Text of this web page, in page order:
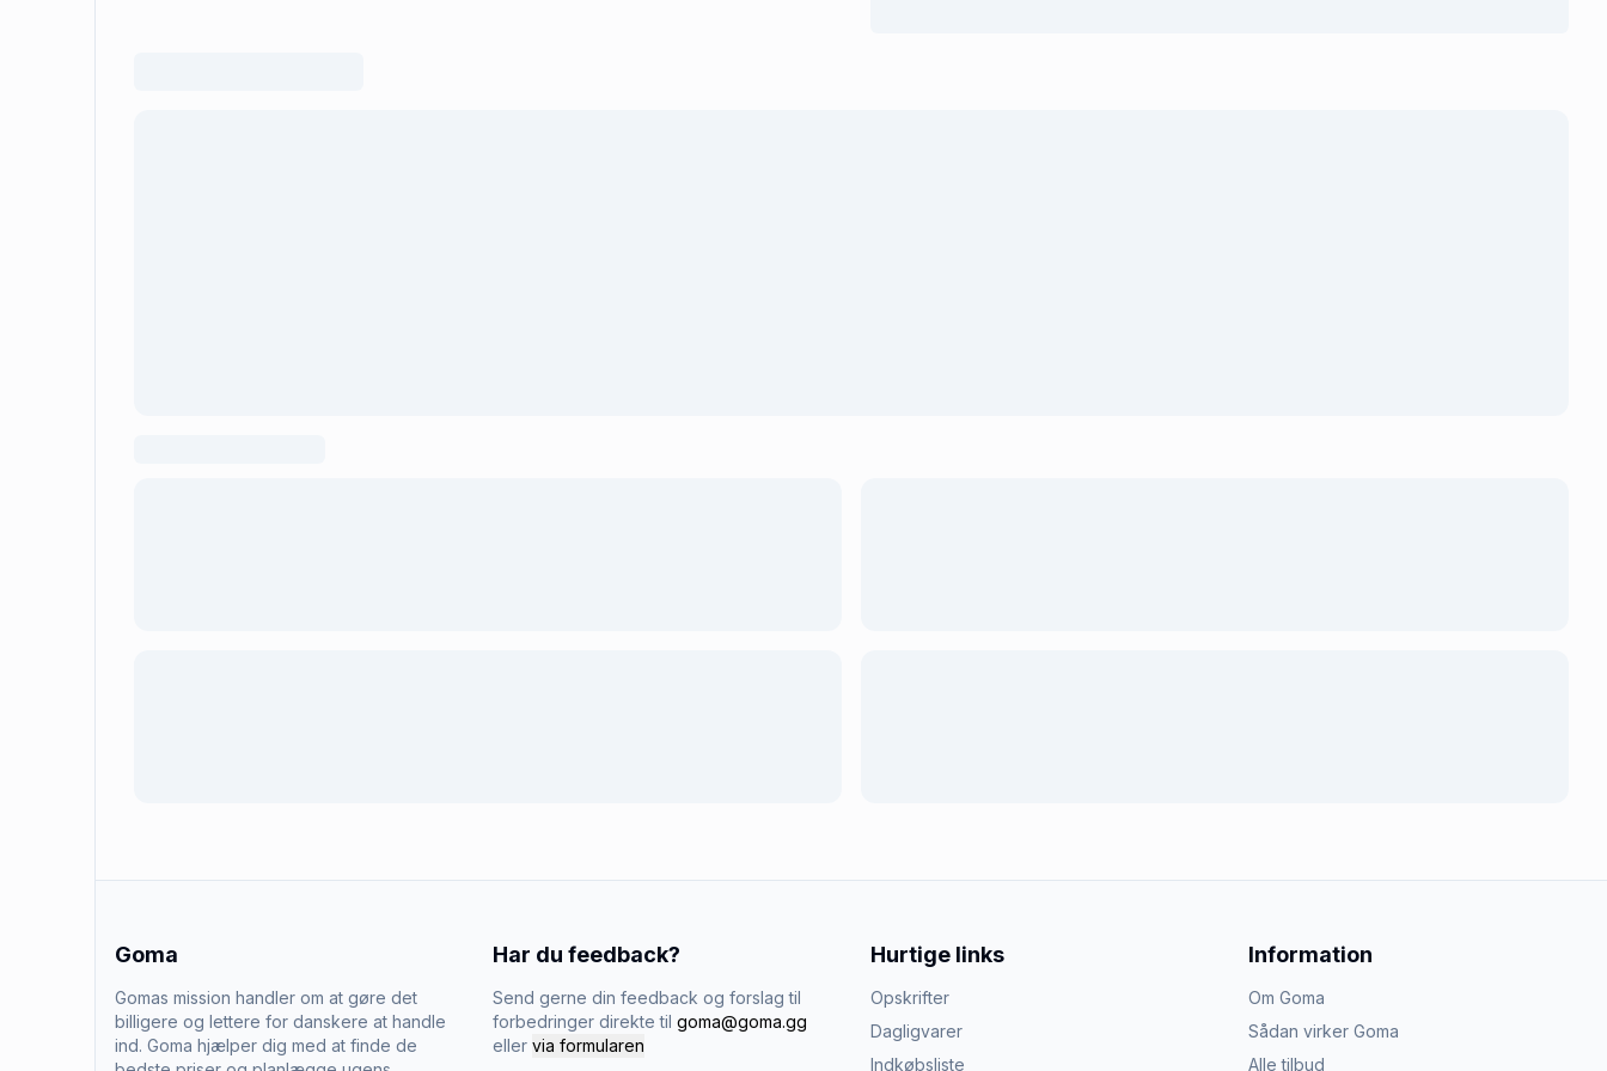
Goma
Gomas mission handler om at gøre det
billigere og lettere for danskere at handle
ind. Goma hjælper dig med at finde de
Har du feedback?
Send gerne din feedback og forslag til
forbedringer direkte til goma@goma.gg
eller via formularen
Hurtige links
Opskrifter
Dagligvarer
Indkøbsliste
Information
Om Goma
Sådan virker Goma
Alle tilbud